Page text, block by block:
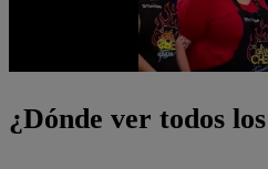
¿Dónde ver todos